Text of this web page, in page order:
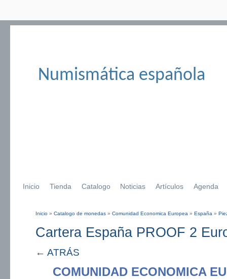
Numismática española
Inicio Tienda Catalogo Noticias Artículos Agenda
Inicio » Catalogo de monedas » Comunidad Economica Europea » España »
Cartera España PROOF 2
← ATRÁS
COMUNIDAD ECONOMICA